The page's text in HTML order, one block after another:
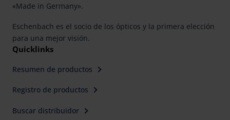
«Made in Germany».
Eschenbach es el socio de los ópticos y la primera elección
para una mejor visión.
Quicklinks
Resumen de productos
Registro de productos
Buscar distribuidor